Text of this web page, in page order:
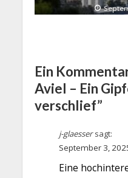
Ein
Aviel – Ein
verschlief”
j-glaesser sagt:
September 3,
Eine